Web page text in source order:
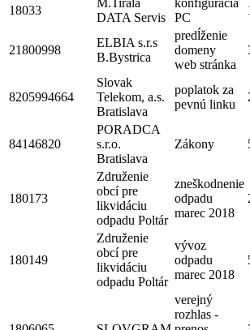
18033
DATA Servis
PC
21800998
ELBIA s.r.s
B.Bystrica
predĺženie
domeny
web stránka
8205994664
Slovak
Telekom, a.s.
Bratislava
poplatok za
pevnú linku
84146820
PORADCA
s.r.o.
Bratislava
Zákony
180173
Združenie
obcí pre
likvidáciu
odpadu Poltár
zneškodnenie
odpadu
marec 2018
180149
Združenie
obcí pre
likvidáciu
odpadu Poltár
vývoz
odpadu
marec 2018
verejný
rozhlas -